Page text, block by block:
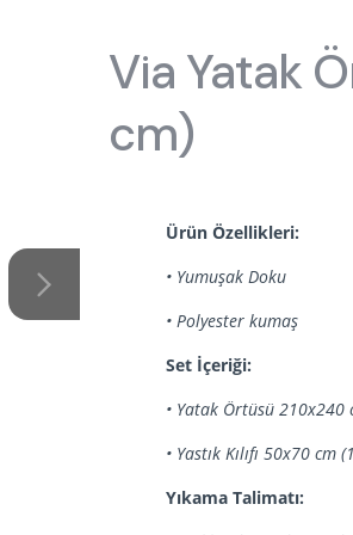
Şifonyer Aynaları Şifonyerler
Yavru Karyolalar
Tasarımın Hikayesi
Bilgi Toplumu Hizmetleri
Via Yatak
cm)
Ürün Özellikleri:
• Yumuşak Doku
• Polyester kumaş
Set İçeriği:
• Yatak Örtüsü 210x240
• Yastık Kılıfı 50x70 cm
Yıkama Talimatı: